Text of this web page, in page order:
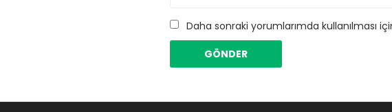
Daha sonraki yorumlarımda kullanılması